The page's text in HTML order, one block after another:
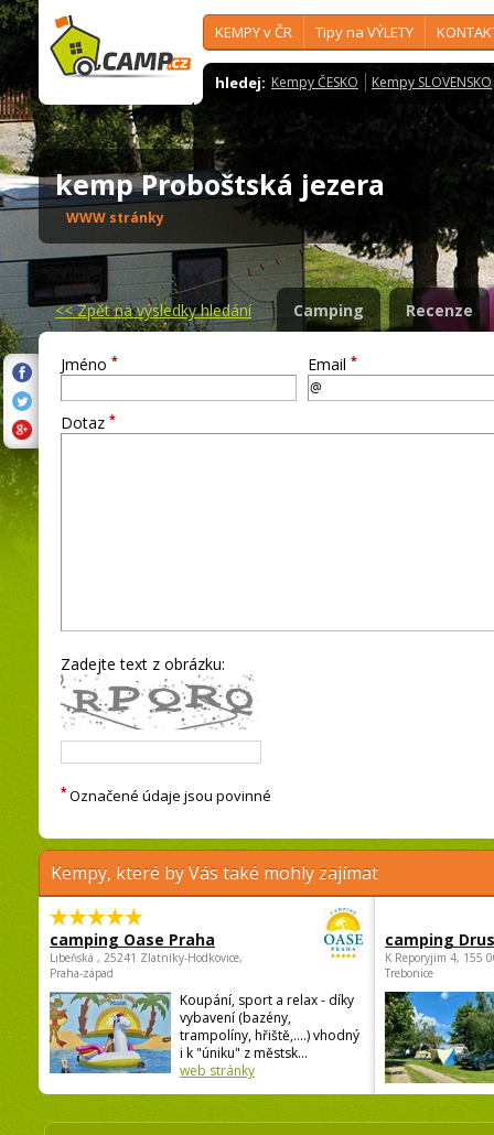
KEMPY v ČR Tipy na VÝLETY
hledej: Kempy ČESKO Kempy SLOVENSKO
kemp Proboštská jezera
WWW stránky
<<Zpět na výsledky hledání Camping Recenze
Jméno * Email *
Dotaz *
Zadejte text z obrázku:
* Označené údaje jsou povinné
Kempy, které by Vás také mohly zajímat
camping Oase Praha
Libeňská , 25241 Zlatníky-Hodkovice,
Praha-západ
Koupání, sport a relax - díky
vybavení (bazény,
trampolíny, hřiště,....) vhodný
i k "úniku" z městsk...
web stránky
camping
K Reporyjim 4, 155
Trebonice